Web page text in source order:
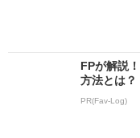
FPが解説
方法とは？
PR(Fav-Log)